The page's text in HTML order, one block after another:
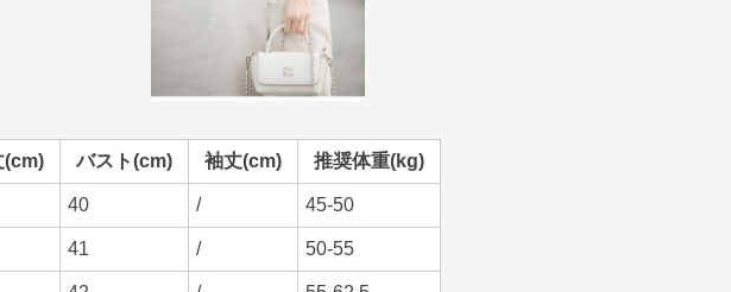
(cm) バスト(cm) 袖丈(cm) 推奨体重(kg)
40 / 45-50
41 / 50-55